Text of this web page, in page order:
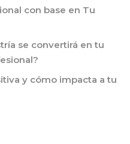
con base en Tu
se convertirá en tu
y cómo impacta a tu